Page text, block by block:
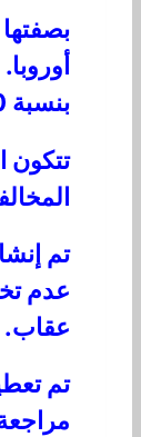
بنسبة 50 في المائة بحلول عام 2030.
عدم
عقاب.